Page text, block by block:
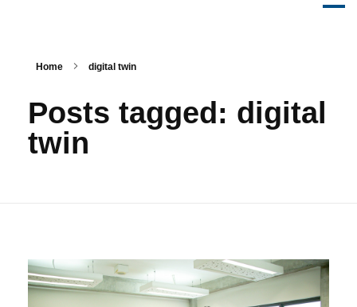
Home digital twin
Posts tagged: digital
twin